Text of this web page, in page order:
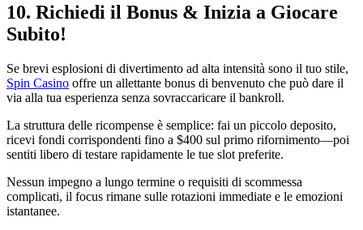
10. Richiedi il Bonus & Inizia a Giocare
Subito!
Se brevi esplosioni di divertimento ad alta intensità sono il tuo stile,
Spin Casino offre un allettante bonus di benvenuto che può dare il
via alla tua esperienza senza sovraccaricare il bankroll.
La struttura delle ricompense è semplice: fai un piccolo deposito,
ricevi fondi corrispondenti fino a $400 sul primo rifornimento—poi
sentiti libero di testare rapidamente le tue slot preferite.
Nessun impegno a lungo termine o requisiti di scommessa
complicati, il focus rimane sulle rotazioni immediate e le emozioni
istantanee.